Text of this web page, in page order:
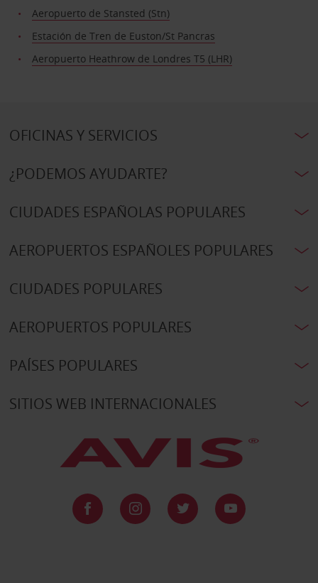
Aeropuerto de Stansted (Stn)
Estación de Tren de Euston/St Pancras
Aeropuerto Heathrow de Londres T5 (LHR)
OFICINAS Y SERVICIOS
¿PODEMOS AYUDARTE?
CIUDADES ESPAÑOLAS POPULARES
AEROPUERTOS ESPAÑOLES POPULARES
CIUDADES POPULARES
AEROPUERTOS POPULARES
PAÍSES POPULARES
SITIOS WEB INTERNACIONALES